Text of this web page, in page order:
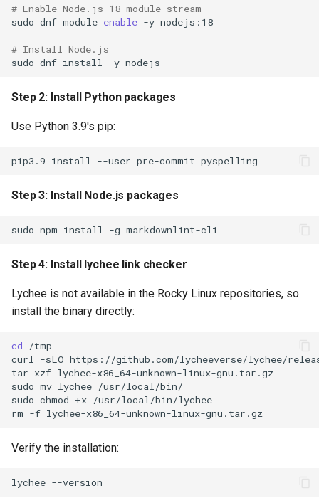
# Enable Node.js 18 module stream
sudo dnf module enable -y nodejs:18
# Install Node.js
sudo dnf install -y
Step 2: Install Python packages
Use Python 3.9's pip:
pip3.9 install --user pre-commit
Step 3: Install Node.js packages
sudo npm install -g
Step 4: Install lychee link checker
Lychee is not available in the Rocky Linux repositories, so
install the binary directly:
cd
/tmp
curl
-sLO https://github.com/lycheeverse/lychee/
tar xzf lychee-x86_64-unknown-linux-gnu.tar.gz
sudo mv lychee /usr/local/bin/
sudo chmod +x /usr/local/bin/lychee
rm -f
Verify the installation:
lychee